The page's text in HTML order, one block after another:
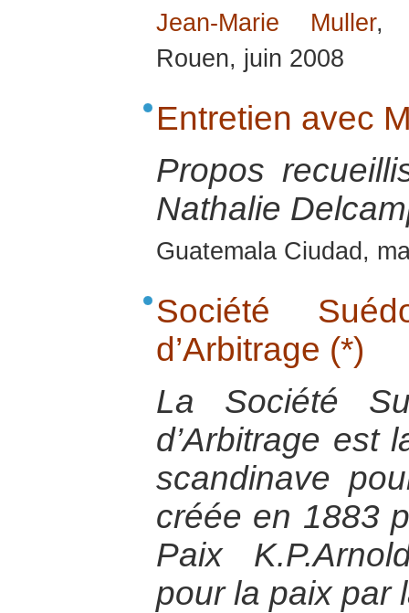
Jean-Marie Muller,
Rouen, juin 2008
Entretien avec
Propos
Nathalie
Guatemala Ciudad,
Société
d’Arbitrage (*)
La Société
d’Arbitrage est
scandinave
créée en 1883
Paix
pour la paix par